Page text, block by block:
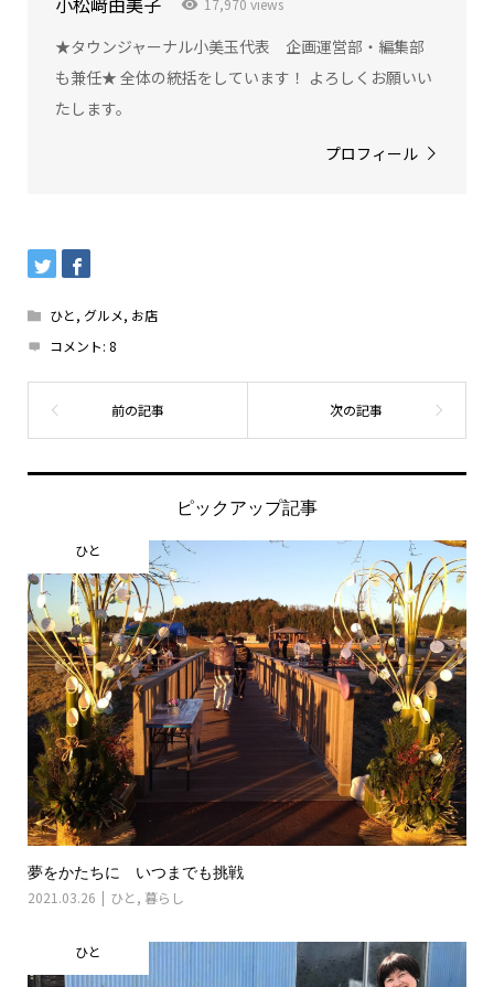
17,970 views
★タウンジャーナル小美玉代表 企画運営部・編集部
も兼任★ 全体の統括をしています！ よろしくお願いい
たします。
プロフィール
ひと, グルメ, お店
コメント: 8
ピックアップ記事
ひと
夢をかたちに いつまでも挑戦
2021.03.26 ひと , 暮らし
ひと